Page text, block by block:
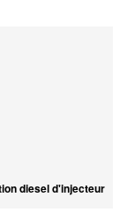
diesel d'injecteur